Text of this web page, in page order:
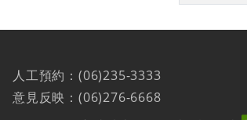
人工預約：(06)235-3333
意見反映：(06)276-6668